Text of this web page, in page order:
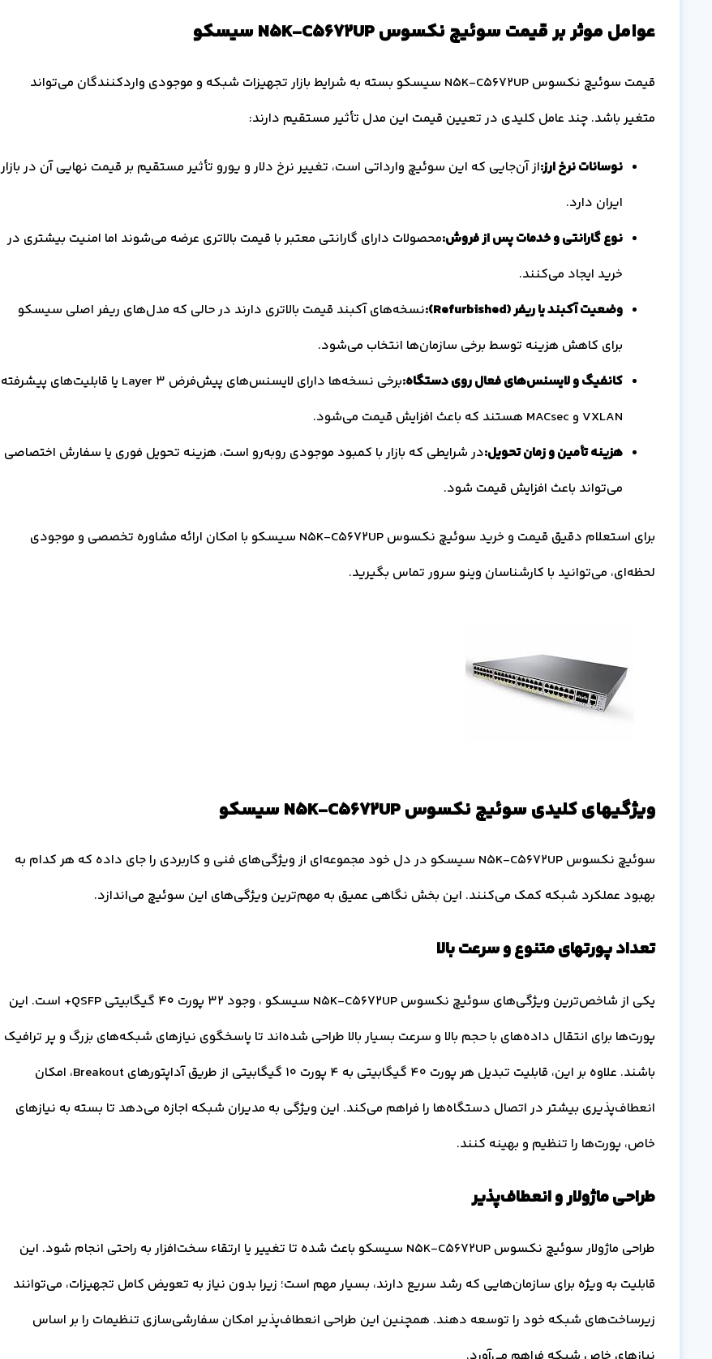
عوامل موثر بر قیمت سوئیچ نکسوس N5K-C5672UP سیسکو
قیمت سوئیچ نکسوس N5K-C5672UP سیسکو بسته به شرایط بازار تجهیزات شبکه و موجودی واردکنندگان می‌تواند
متغیر باشد. چند عامل کلیدی در تعیین قیمت این مدل تأثیر مستقیم دارند:
نوسانات نرخ ارز:از آن‌جایی که این سوئیچ وارداتی است، تغییر نرخ دلار و یورو تأثیر مستقیم بر قیمت نهایی آن در بازار
ایران دارد.
نوع گارانتی و خدمات پس از فروش:محصولات دارای گارانتی معتبر با قیمت بالاتری عرضه می‌شوند اما امنیت بیشتری در
خرید ایجاد می‌کنند.
وضعیت آکبند یا ریفر(Refurbished)
:نسخه‌های آکبند قیمت بالاتری دارند در حالی که مدل‌های ریفر اصلی سیسکو
برای کاهش هزینه توسط برخی سازمان‌ها انتخاب می‌شود.
کانفیگ و لایسنس‌های فعال روی دستگاه:
برخی نسخه‌ها دارای لایسنس‌های پیش‌فرض Layer 3 یا قابلیت‌های پیشرفته
VXLAN و MACsec هستند که باعث افزایش قیمت می‌شود.
هزینه تأمین و زمان تحویل:در شرایطی که بازار با کمبود موجودی روبه‌رو است، هزینه تحویل فوری یا سفارش اختصاصی
می‌تواند باعث افزایش قیمت شود.
برای استعلام دقیق قیمت و خرید سوئیچ نکسوس N5K-C5672UP سیسکو با امکان ارائه مشاوره تخصصی و موجودی
لحظه‌ای، می‌توانید با کارشناسان وینو سرور تماس بگیرید.
ویژگیهای کلیدی سوئیچ نکسوس N5K-C5672UP سیسکو
سوئیچ نکسوس N5K-C5672UP سیسکو در دل خود مجموعه‌ای از ویژگی‌های فنی و کاربردی را جای داده که هر کدام به
بهبود عملکرد شبکه کمک می‌کنند. این بخش نگاهی عمیق به مهم‌ترین ویژگی‌های این سوئیچ می‌اندازد.
تعداد پورتهای متنوع و سرعت بالا
یکی از شاخص‌ترین ویژگی‌های سوئیچ نکسوس N5K-C5672UP سیسکو ، وجود 32 پورت 40 گیگابیتی QSFP+ است. این
پورت‌ها برای انتقال داده‌های با حجم بالا و سرعت بسیار بالا طراحی شده‌اند تا پاسخگوی نیازهای شبکه‌های بزرگ و پر ترافیک
باشند. علاوه بر این، قابلیت تبدیل هر پورت 40 گیگابیتی به 4 پورت 10 گیگابیتی از طریق آداپتورهای Breakout، امکان
انعطاف‌پذیری بیشتر در اتصال دستگاه‌ها را فراهم می‌کند. این ویژگی به مدیران شبکه اجازه می‌دهد تا بسته به نیازهای
خاص، پورت‌ها را تنظیم و بهینه کنند.
طراحی ماژولار و انعطاف‌پذیر
طراحی ماژولار سوئیچ نکسوس N5K-C5672UP سیسکو باعث شده تا تغییر یا ارتقاء سخت‌افزار به راحتی انجام شود. این
قابلیت به ویژه برای سازمان‌هایی که رشد سریع دارند، بسیار مهم است؛ زیرا بدون نیاز به تعویض کامل تجهیزات، می‌توانند
زیرساخت‌های شبکه خود را توسعه دهند. همچنین این طراحی انعطاف‌پذیر امکان سفارشی‌سازی تنظیمات را بر اساس